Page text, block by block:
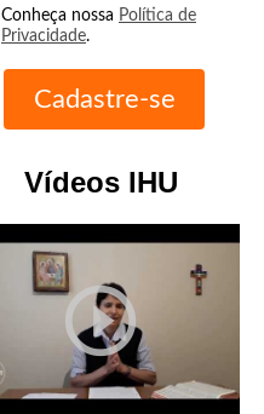
Conheça nossa Política de
Privacidade.
Vídeos IHU
play_circle_outline